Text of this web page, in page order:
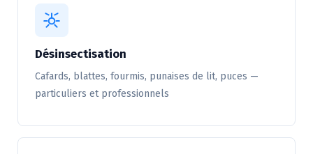
Désinsectisation
Cafards, blattes, fourmis, punaises de lit, puces —
particuliers et professionnels